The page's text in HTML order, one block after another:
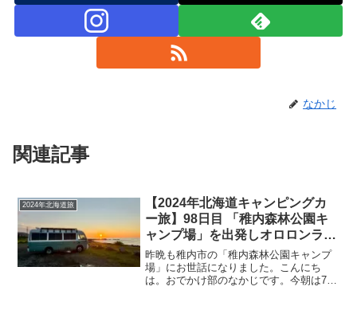
なかじ
関連記事
2024年北海道旅
【2024年北海道キャンピングカ
ー旅】98日目 「稚内森林公園キ
ャンプ場」を出発しオロロンライ
ンを200km南下！「利尻富士」や
「オトンルイ風力発電所」の風車
を見ながら増毛町の「暑寒海浜キ
昨晩も稚内市の「稚内森林公園キャンプ
場」にお世話になりました。こんにち
は。おでかけ部のなかじです。今朝は7時